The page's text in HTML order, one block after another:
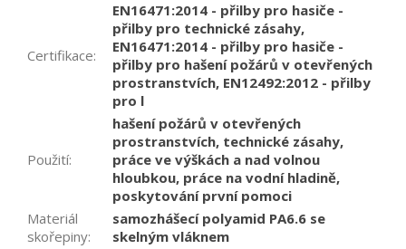
Certifikace:
EN16471:2014 - přilby pro hasiče -
přilby pro technické zásahy,
EN16471:2014 - přilby pro hasiče -
přilby pro hašení požárů v otevřených
prostranstvích, EN12492:2012 - přilby
pro l
Použití:
hašení požárů v otevřených
prostranstvích, technické zásahy,
práce ve výškách a nad volnou
hloubkou, práce na vodní hladině,
poskytování první pomoci
Materiál
skořepiny:
samozhášecí polyamid PA6.6 se
skelným vláknem